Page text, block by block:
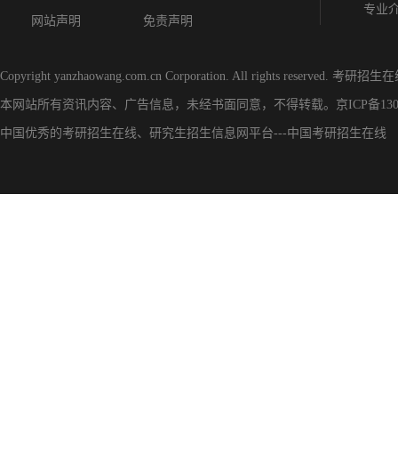
网站声明 免责声明
专业
Copyright yanzhaowang.com.cn Corporation. All rights reserved. 考研招生在
本网站所有资讯内容、广告信息，未经书面同意，不得转载。 京ICP备
中国优秀的考研招生在线、 研究生招生信息网 平台---中国考研招生在线